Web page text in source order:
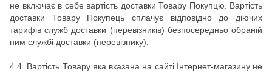
не включає в себе вартість доставки Товару Покупцю. Вартість
доставки Товару Покупець сплачує відповідно до діючих
тарифів служб доставки (перевізників) безпосередньо обраній
ним службі доставки (перевізнику).
4.4. Вартість Товару яка вказана на сайті Інтернет-магазину не